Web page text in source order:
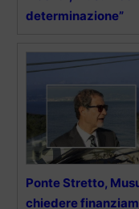
determinazione”
Ponte Stretto,
chiedere